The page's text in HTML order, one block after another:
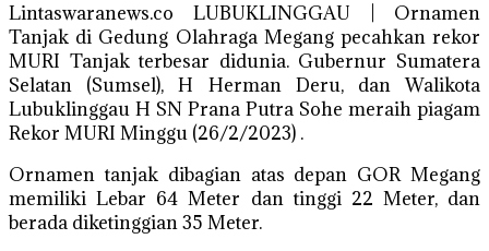
Lintaswaranews.co LUBUKLINGGAU | Ornamen
Tanjak di Gedung Olahraga Megang pecahkan rekor
MURI Tanjak terbesar didunia. Gubernur Sumatera
Selatan (Sumsel), H Herman Deru, dan Walikota
Lubuklinggau H SN Prana Putra Sohe meraih piagam
Rekor MURI Minggu (26/2/2023) .
Ornamen tanjak dibagian atas depan GOR Megang
memiliki Lebar 64 Meter dan tinggi 22 Meter, dan
berada diketinggian 35 Meter.